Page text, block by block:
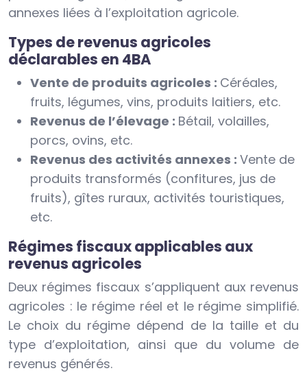
annexes liées à l’exploitation agricole.
Types de revenus agricoles
déclarables en 4BA
Vente de produits agricoles : Céréales,
fruits, légumes, vins, produits laitiers, etc.
Revenus de l’élevage : Bétail, volailles,
porcs, ovins, etc.
Revenus des activités annexes : Vente de
produits transformés (confitures, jus de
fruits), gîtes ruraux, activités touristiques,
etc.
Régimes fiscaux applicables aux
revenus agricoles
Deux régimes fiscaux s’appliquent aux revenus
agricoles : le régime réel et le régime simplifié.
Le choix du régime dépend de la taille et du
type d’exploitation, ainsi que du volume de
revenus générés.